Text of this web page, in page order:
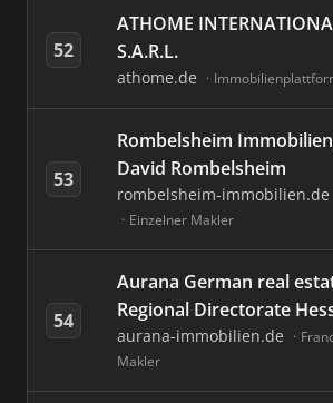
52
ATHOME
S.A.R.L.
athome.de
53
Rombelsheim
David Rombelsheim
rombelsheim-immobilien.de
Einzelner Makler
54
Aurana German real
Regional Directorate
aurana-immobilien.de
Makler